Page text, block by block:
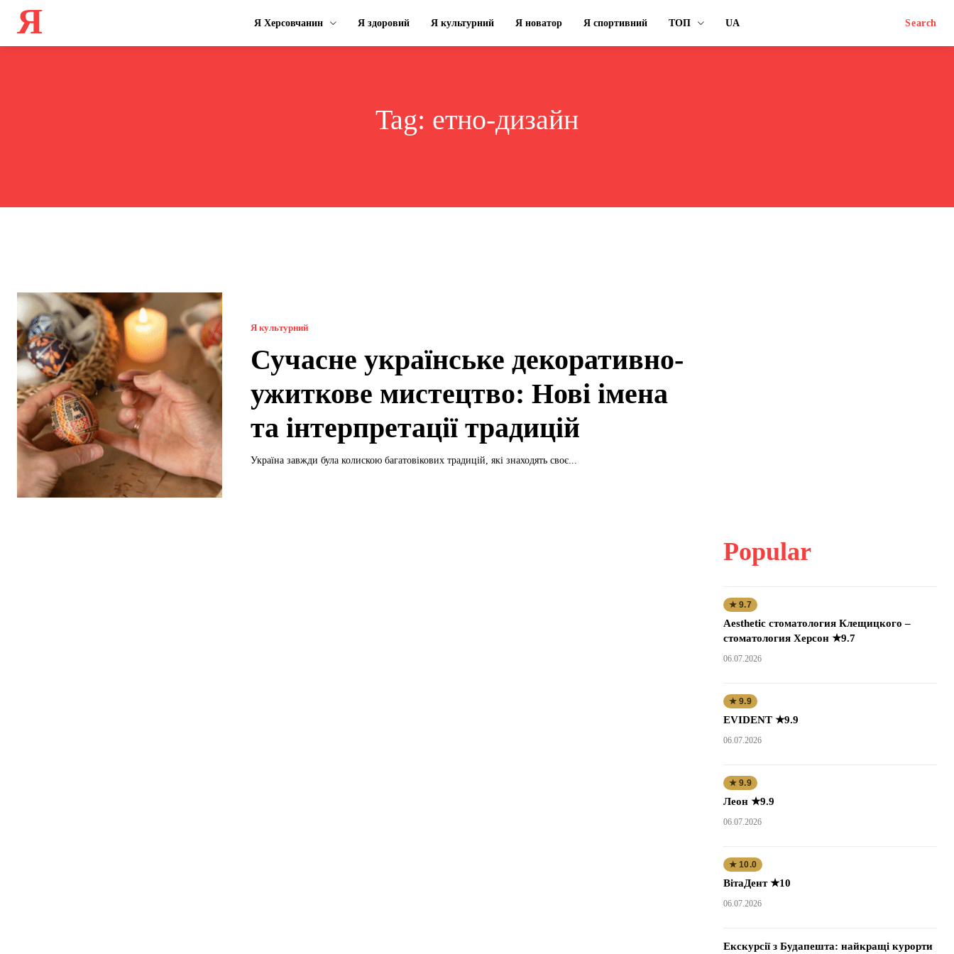
Я Я Херсовчанин Я здоровий Я культурний Я новатор Я спортивний ТОП UA Search
Tag: етно-дизайн
Я культурний
Сучасне українське декоративно-
ужиткове мистецтво: Нові імена
та інтерпретації традицій
Україна завжди була колискою багатовікових традицій, які знаходять своє...
Popular
★ 9.7
Aesthetic стоматология Клещицкого –
стоматология Херсон ★9.7
06.07.2026
★ 9.9
EVIDENT ★9.9
06.07.2026
★ 9.9
Леон ★9.9
06.07.2026
★ 10.0
ВітаДент ★10
06.07.2026
Екскурсії з Будапешта: найкращі курорти